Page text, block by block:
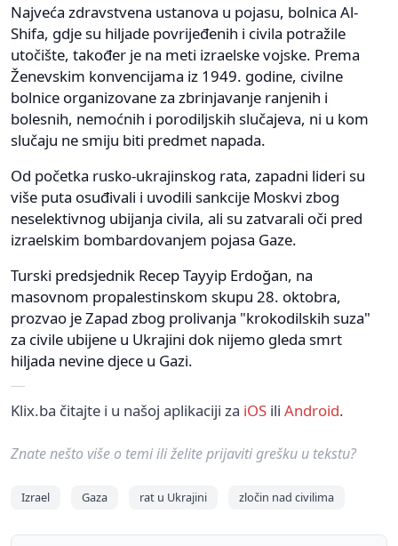
Najveća zdravstvena ustanova u pojasu, bolnica Al-
Shifa, gdje su hiljade povrijeđenih i civila potražile
utočište, također je na meti izraelske vojske. Prema
Ženevskim konvencijama iz 1949. godine, civilne
bolnice organizovane za zbrinjavanje ranjenih i
bolesnih, nemoćnih i porodiljskih slučajeva, ni u kom
slučaju ne smiju biti predmet napada.
Od početka rusko-ukrajinskog rata, zapadni lideri su
više puta osuđivali i uvodili sankcije Moskvi zbog
neselektivnog ubijanja civila, ali su zatvarali oči pred
izraelskim bombardovanjem pojasa Gaze.
Turski predsjednik Recep Tayyip Erdoğan, na
masovnom propalestinskom skupu 28. oktobra,
prozvao je Zapad zbog prolivanja "krokodilskih suza"
za civile ubijene u Ukrajini dok nijemo gleda smrt
hiljada nevine djece u Gazi.
Klix.ba čitajte i u našoj aplikaciji za iOS ili Android.
Znate nešto više o temi ili želite prijaviti grešku u tekstu?
Izrael Gaza rat u Ukrajini zločin nad civilima